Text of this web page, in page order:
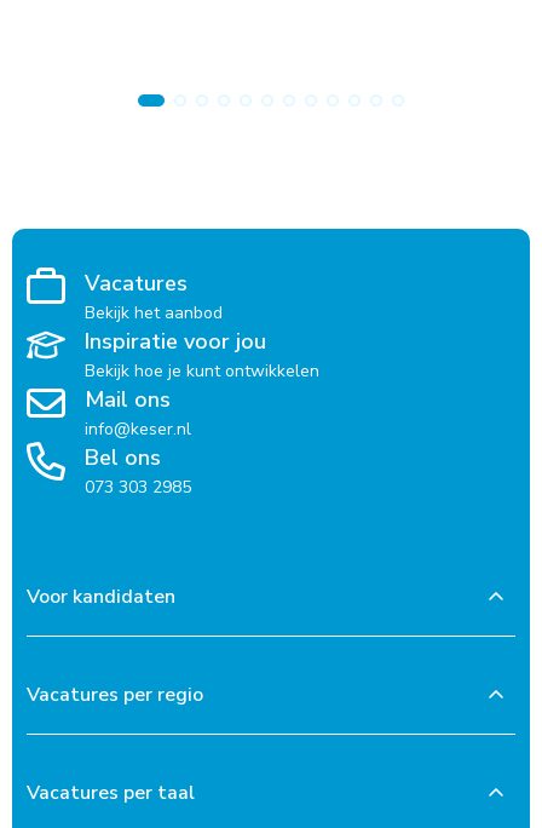
Vacatures
Bekijk het aanbod
Inspiratie voor jou
Bekijk hoe je kunt ontwikkelen
Mail ons
info@keser.nl
Bel ons
073 303 2985
Voor kandidaten
Vacatures per regio
Vacatures per taal